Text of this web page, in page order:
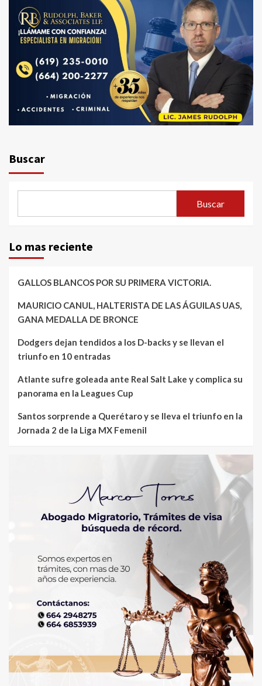
Buscar
Buscar
Lo mas reciente
GALLOS BLANCOS POR SU PRIMERA VICTORIA.
MAURICIO CANUL, HALTERISTA DE LAS ÁGUILAS UAS,
GANA MEDALLA DE BRONCE
Dodgers dejan tendidos a los D-backs y se llevan el
triunfo en 10 entradas
Atlante sufre goleada ante Real Salt Lake y complica su
panorama en la Leagues Cup
Santos sorprende a Querétaro y se lleva el triunfo en la
Jornada 2 de la Liga MX Femenil